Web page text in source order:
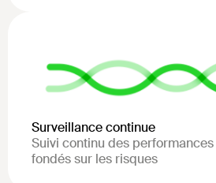
Surveillance continue
Suivi continu des
fondés sur les risques